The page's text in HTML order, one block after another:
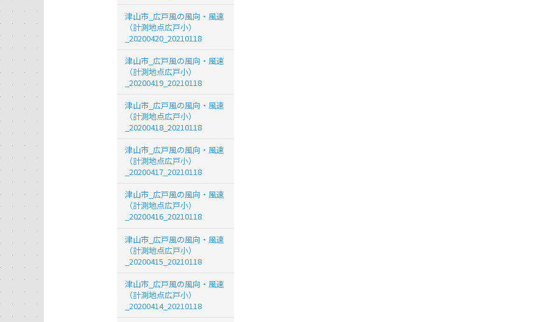
津山市_広戸風の風向・風速
（計測地点広戸小）
_20200420_20210118
津山市_広戸風の風向・風速
（計測地点広戸小）
_20200419_20210118
津山市_広戸風の風向・風速
（計測地点広戸小）
_20200418_20210118
津山市_広戸風の風向・風速
（計測地点広戸小）
_20200417_20210118
津山市_広戸風の風向・風速
（計測地点広戸小）
_20200416_20210118
津山市_広戸風の風向・風速
（計測地点広戸小）
_20200415_20210118
津山市_広戸風の風向・風速
（計測地点広戸小）
_20200414_20210118